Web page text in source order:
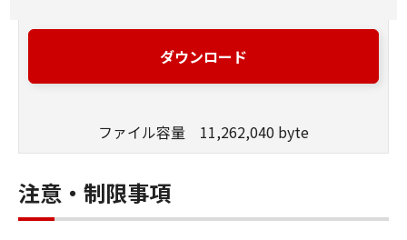
います。）、および／または③お客様による印
刷利用のために本契約とともに提供され、また
覚表現物およびそれらのアップデート版（以
す。）に関し締結される法的な契約です。「ソ
フトウェア」、「更新データ」および「コンテ
ンツデータ」は、それぞれまたは併せて「許諾
ダウンロード
ファイル容量 11,262,040 byte
注意・制限事項